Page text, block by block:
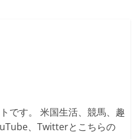
です。 米国生活、競馬、趣
、Twitterとこちらの